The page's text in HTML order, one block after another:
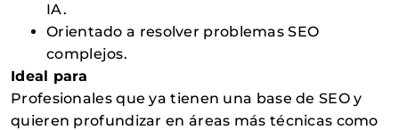
IA.
Orientado a resolver problemas SEO
complejos.
Ideal para
Profesionales que ya tienen una base de SEO y
quieren profundizar en áreas más técnicas como